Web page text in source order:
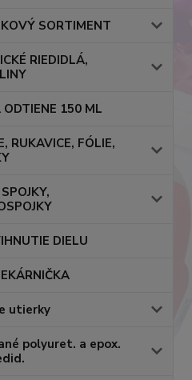
SORTIMENT
RIEDIDLÁ,
ODTIENE 150 ML
RUKAVICE, FÓLIE,
DIELU
utierky
polyuret. a epox.